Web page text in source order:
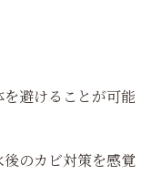
避けることが可能
のカビ対策を感覚